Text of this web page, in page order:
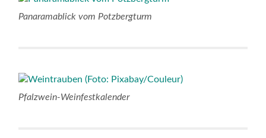
Panaramablick vom Potzbergturm
Pfalzwein-Weinfestkalender